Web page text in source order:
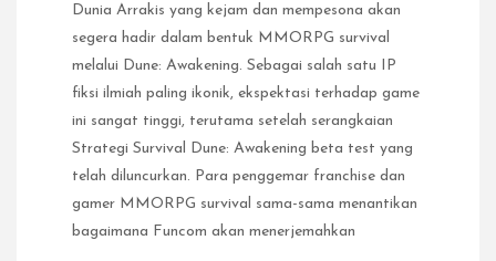
Dunia Arrakis yang kejam dan mempesona akan
segera hadir dalam bentuk MMORPG survival
melalui Dune: Awakening. Sebagai salah satu IP
fiksi ilmiah paling ikonik, ekspektasi terhadap game
ini sangat tinggi, terutama setelah serangkaian
Strategi Survival Dune: Awakening beta test yang
telah diluncurkan. Para penggemar franchise dan
gamer MMORPG survival sama-sama menantikan
bagaimana Funcom akan menerjemahkan